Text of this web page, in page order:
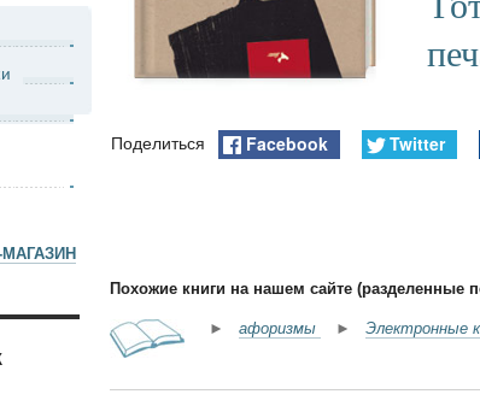
Поделиться Facebook Twitter
Похожие книги на нашем сайте (разделенные
► афоризмы ► Электронные